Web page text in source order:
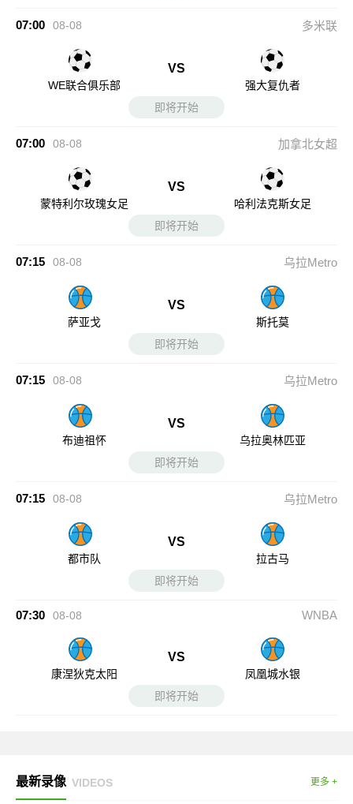
07:00 08-08 多米联
WE联合俱乐部
VS
强大复仇者
即将开始
07:00 08-08 加拿北女超
蒙特利尔玫瑰女足
VS
哈利法克斯女足
即将开始
07:15 08-08 乌拉Metro
萨亚戈
VS
斯托莫
即将开始
07:15 08-08 乌拉Metro
布迪祖怀
VS
乌拉奥林匹亚
即将开始
07:15 08-08 乌拉Metro
都市队
VS
拉古马
即将开始
07:30 08-08 WNBA
康涅狄克太阳
VS
凤凰城水银
即将开始
最新录像 VIDEOS 更多 +